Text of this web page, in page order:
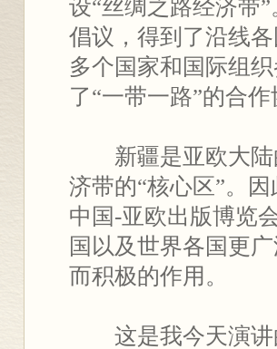
设“丝绸之路经济带
倡议，得到了沿线
多个国家和国际组
了“一带一路”的合作
新疆是亚欧大陆
济带的“核心区”。
中国-亚欧出版博览
国以及世界各国更
而积极的作用。
这是我今天演讲